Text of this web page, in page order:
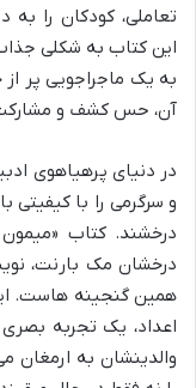
تعاملی، کودکان را
این کتاب به شکلی
به یک ماجراجویی پر
آن، حس کشف و مشارکت
در دنیای پرهیاهوی
و سرگرمی را با کیفیتی
درخشان مک بارنت،
همین گنجینه هاست. این
اعداد، یک تجربه
والدينشان به ارمغان